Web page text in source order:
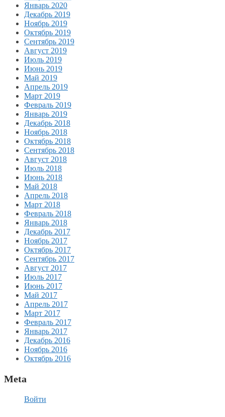
Январь 2020
Декабрь 2019
Ноябрь 2019
Октябрь 2019
Сентябрь 2019
Август 2019
Июль 2019
Июнь 2019
Май 2019
Апрель 2019
Март 2019
Февраль 2019
Январь 2019
Декабрь 2018
Ноябрь 2018
Октябрь 2018
Сентябрь 2018
Август 2018
Июль 2018
Июнь 2018
Май 2018
Апрель 2018
Март 2018
Февраль 2018
Январь 2018
Декабрь 2017
Ноябрь 2017
Октябрь 2017
Сентябрь 2017
Август 2017
Июль 2017
Июнь 2017
Май 2017
Апрель 2017
Март 2017
Февраль 2017
Январь 2017
Декабрь 2016
Ноябрь 2016
Октябрь 2016
Meta
Войти